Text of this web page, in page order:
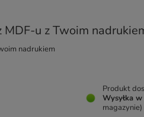
u z Twoim
nadrukiem
Produkt
Wysyłka w
magazynie)